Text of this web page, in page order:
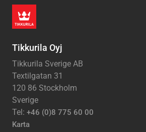
Tikkurila Oyj
Tikkurila Sverige AB
Textilgatan 31
120 86 Stockholm
Sverige
Tel: +46 (0)8 775 60 00
Karta